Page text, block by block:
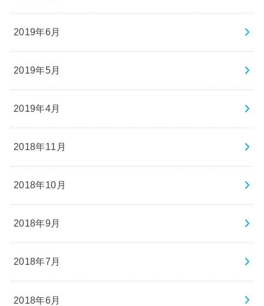
2019年6月
2019年5月
2019年4月
2018年11月
2018年10月
2018年9月
2018年7月
2018年6月